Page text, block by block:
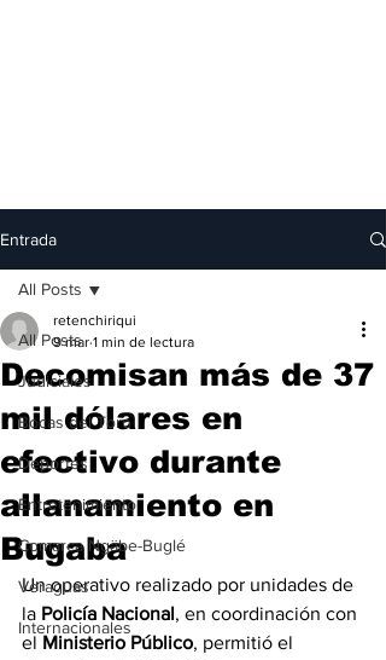
Entrada
All Posts
Judiciales
Bocas del Toro
Deportes
Entretenimiento
Comarca Ngäbe-Buglé
Veraguas
Internacionales
All Posts
Decomisan más de 37
mil dólares en
efectivo durante
allanamiento en
Bugaba
retenchiriqui
9 mar 1 min de lectura
Un operativo realizado por unidades de
la Policía Nacional, en coordinación con
el Ministerio Público, permitió el